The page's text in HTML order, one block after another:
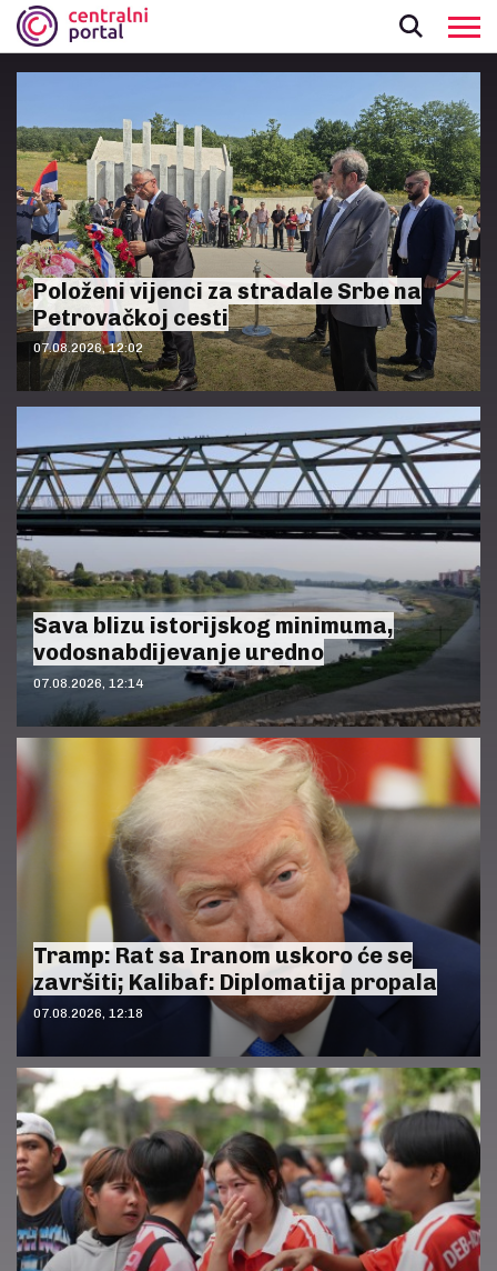
Položeni vijenci za stradale Srbe na
Petrovačkoj cesti
07.08.2026, 12:02
Sava blizu istorijskog minimuma,
vodosnabdijevanje uredno
07.08.2026, 12:14
Tramp: Rat sa Iranom uskoro će se
završiti; Kalibaf: Diplomatija propala
07.08.2026, 12:18